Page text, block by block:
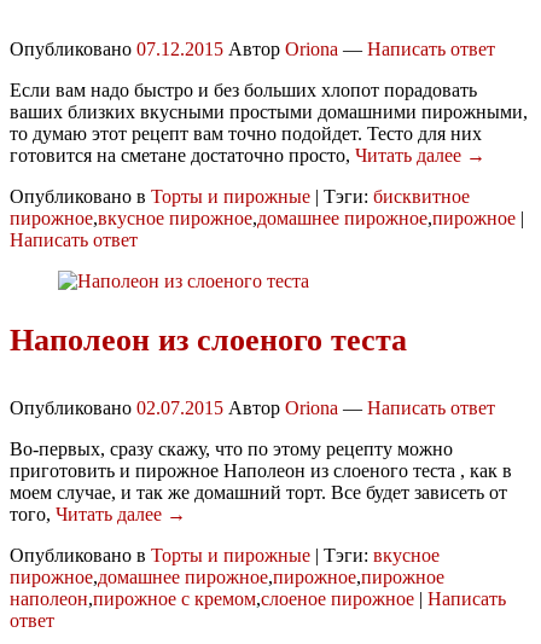
Опубликовано 07.12.2015 Автор Oriona — Написать ответ
Если вам надо быстро и без больших хлопот порадовать
ваших близких вкусными простыми домашними пирожными,
то думаю этот рецепт вам точно подойдет. Тесто для них
готовится на сметане достаточно просто, Читать далее →
Опубликовано в Торты и пирожные | Тэги: бисквитное
пирожное,вкусное пирожное,домашнее пирожное,пирожное |
Написать ответ
Наполеон из слоеного теста
Опубликовано 02.07.2015 Автор Oriona — Написать ответ
Во-первых, сразу скажу, что по этому рецепту можно
приготовить и пирожное Наполеон из слоеного теста , как в
моем случае, и так же домашний торт. Все будет зависеть от
того, Читать далее →
Опубликовано в Торты и пирожные | Тэги: вкусное
пирожное,домашнее пирожное,пирожное,пирожное
наполеон,пирожное с кремом,слоеное пирожное | Написать
ответ